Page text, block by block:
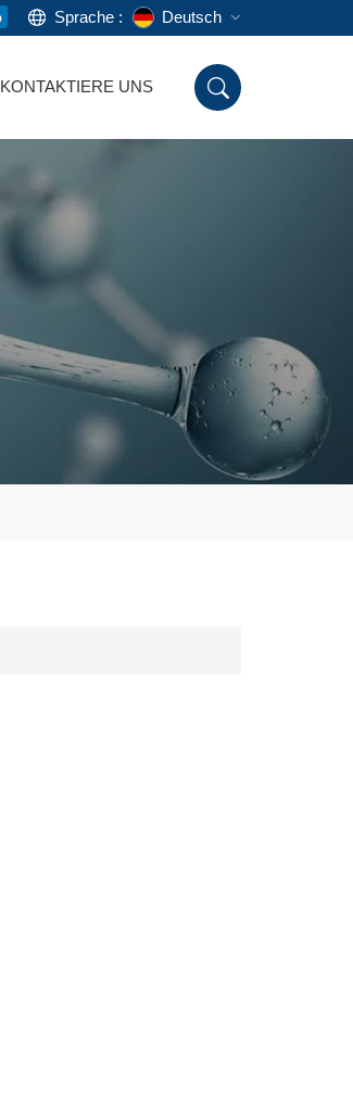
Sprache : Deutsch
KONTAKTIERE UNS